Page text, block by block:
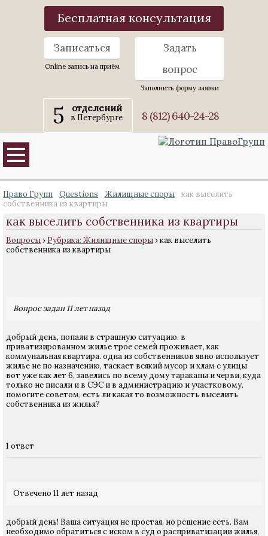
Бесплатная консультация
Записаться
Online запись на приём
Задать
вопрос
Заполнить форму заявки
5 отделений
в Петербурге 8 (812) 640-24-28
Право Групп Questions Жилищные споры
как выселить
собственника из квартиры
как выселить собственника из квартиры
Вопросы› Рубрика: Жилищные споры›как выселить
собственника из квартиры
Вопрос задан 11 лет назад
добрый день, попали в страшную ситуацию. в
приватизированном жилье трое семей проживает, как
коммунальная квартира. одна из собственников явно использует
жилье не по назначению, таскает всякий мусор и хлам с улицы
вот уже как лет 6, завелись по всему дому тараканы и черви, куда
только не писали и в СЭС и в администрацию и участковому.
помогите советом, есть ли какая то возможность выселить
собственника из жилья?
1 ответ
Отвечено 11 лет назад
добрый день! Ваша ситуация не простая, но решение есть. Вам
необходимо обратиться с иском в суд о расприватизации жилья,